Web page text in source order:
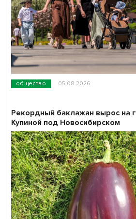
общество 05.08.2026
Рекордный баклажан вырос на
Купиной под Новосибирском